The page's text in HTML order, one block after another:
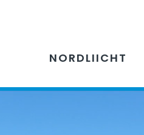
NORDLIICHT